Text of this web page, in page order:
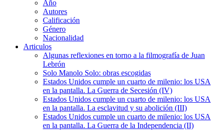
Año
Autores
Calificación
Género
Nacionalidad
Articulos
Algunas reflexiones en torno a la filmografía de Juan
Lebrón
Solo Manolo Solo: obras escogidas
Estados Unidos cumple un cuarto de milenio: los USA
en la pantalla. La Guerra de Secesión (IV)
Estados Unidos cumple un cuarto de milenio: los USA
en la pantalla. La esclavitud y su abolición (III)
Estados Unidos cumple un cuarto de milenio: los USA
en la pantalla. La Guerra de la Independencia (II)